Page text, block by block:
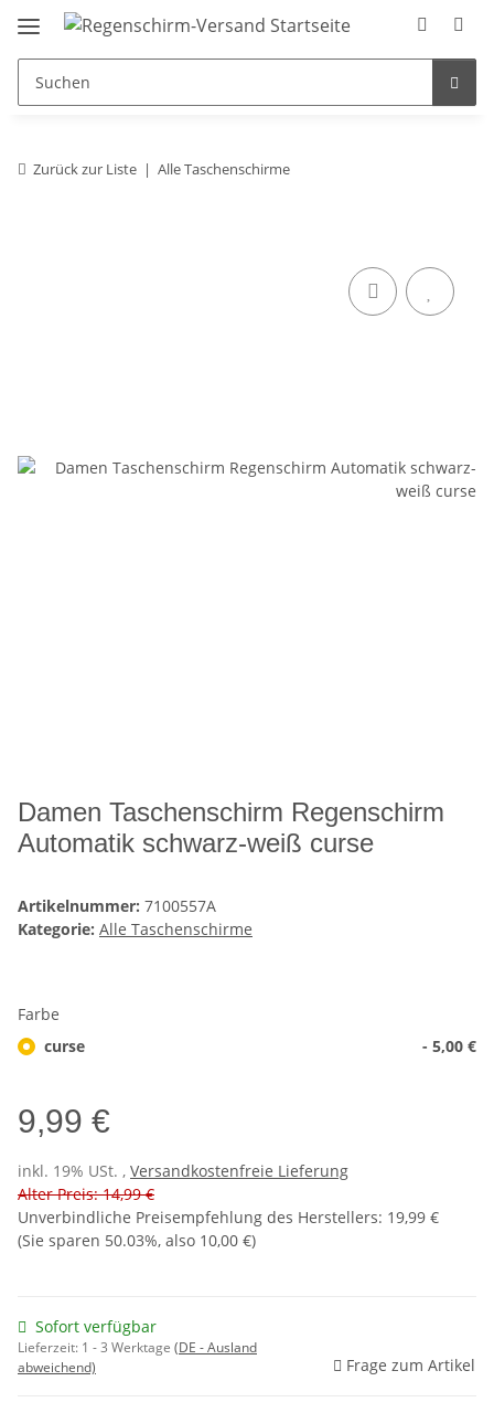
Zurück zur Liste Alle Taschenschirme
Damen Taschenschirm Regenschirm
Automatik schwarz-weiß curse
Artikelnummer: 7100557A
Kategorie: Alle Taschenschirme
Farbe
curse
- 5,00 €
9,99 €
inkl. 19% USt. , Versandkostenfreie Lieferung
Alter Preis: 14,99 €
Unverbindliche Preisempfehlung des Herstellers: 19,99 €
(Sie sparen 50.03%, also 10,00 €)
Sofort verfügbar
Lieferzeit: 1 - 3 Werktage (DE - Ausland
abweichend)
Frage zum Artikel